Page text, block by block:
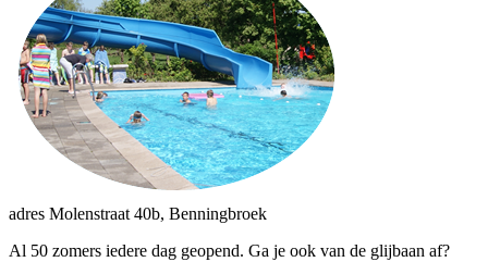
adres Molenstraat 40b, Benningbroek
Al 50 zomers iedere dag geopend. Ga je ook van de glijbaan af?